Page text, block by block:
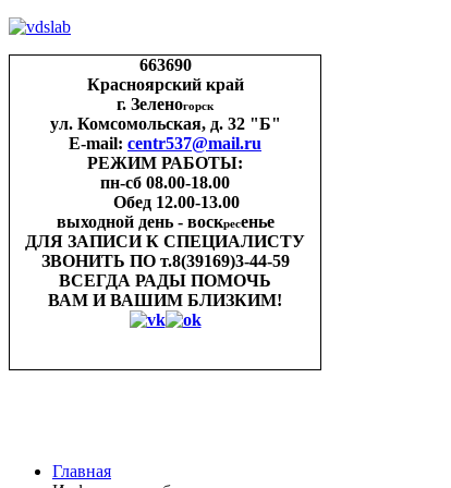
663690
Красноярский край
г. Зеленогорск
ул. Комсомольская, д. 32 "Б"
E-mail: centr537@mail.ru
РЕЖИМ РАБОТЫ:
пн-cб 08.00-18.00
Обед 12.00-13.00
выходной день - воскресенье
ДЛЯ ЗАПИСИК СПЕЦИАЛИСТУ
ЗВОНИТЬ ПО т.8(39169)3-44-59
ВСЕГДА РАДЫ ПОМОЧЬ
ВАМ И ВАШИМ БЛИЗКИМ!
Главная